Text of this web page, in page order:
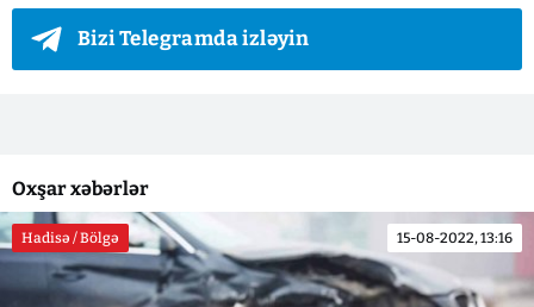
Bizi Telegramda izləyin
Oxşar xəbərlər
Hadisə / Bölgə 15-08-2022, 13:16